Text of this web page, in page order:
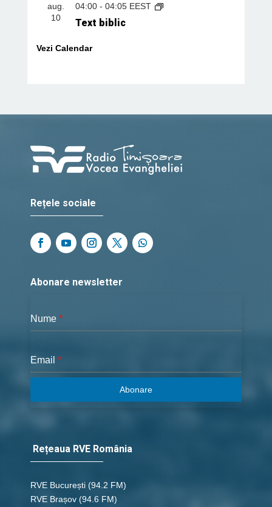
aug.
10
04:00- 04:05 EEST
Text biblic
Vezi Calendar
Rețele sociale
Abonare newsletter
Nume *
Email *
Abonare
Rețeaua RVE România
RVE București (94.2 FM)
RVE Brașov (94.6 FM)